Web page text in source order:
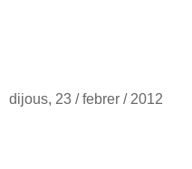
dijous, 23 / febrer / 2012